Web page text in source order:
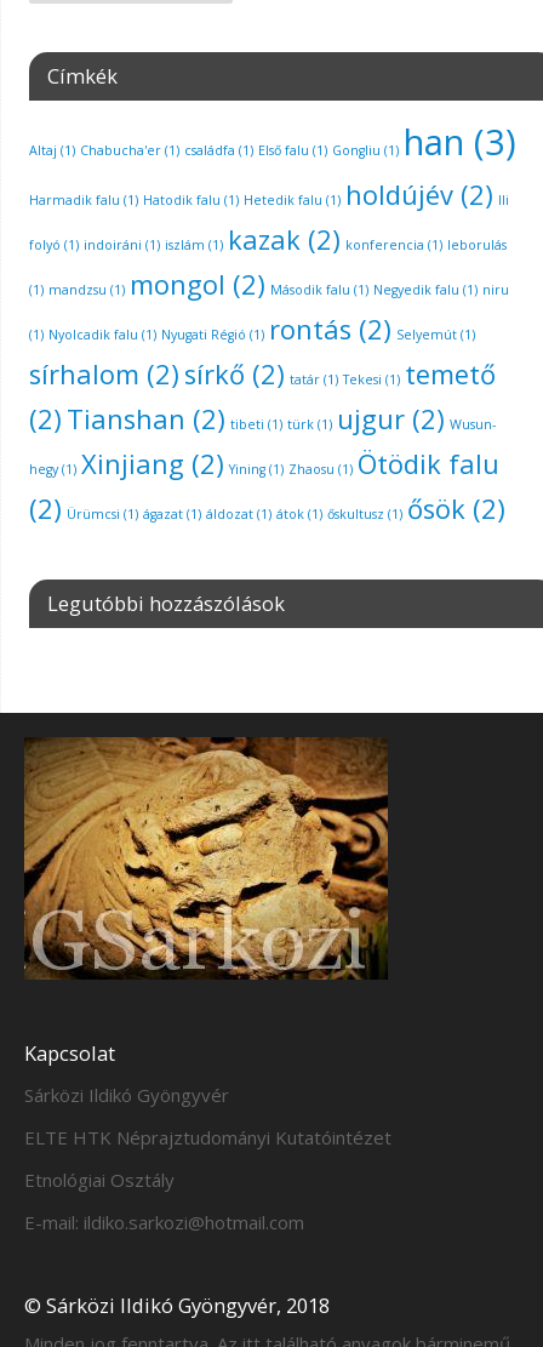
Címkék
Altaj (1) Chabucha'er(1) családfa (1) Első falu (1) Gongliu (1) han (3)
Harmadik falu (1) Hatodik falu (1) Hetedik falu (1) holdújév(2) Ili
folyó (1) indoiráni (1) iszlám (1) kazak(2) konferencia (1) leborulás
(1) mandzsu (1) mongol (2) Második falu (1) Negyedik falu (1) niru
(1) Nyolcadik falu (1) Nyugati Régió (1) rontás (2) Selyemút(1)
sírhalom (2) sírkő (2) tatár(1) Tekesi (1) temető
(2) Tianshan (2) tibeti (1) türk(1) ujgur(2) Wusun-
hegy(1) Xinjiang (2) Yining(1) Zhaosu (1) Ötödik falu
(2) Ürümcsi (1) ágazat(1) áldozat(1) átok(1) őskultusz (1) ősök(2)
Legutóbbi hozzászólások
Kapcsolat
Sárközi Ildikó Gyöngyvér
ELTE HTK Néprajztudományi Kutatóintézet
Etnológiai Osztály
E-mail: ildiko.sarkozi@hotmail.com
© Sárközi Ildikó Gyöngyvér, 2018